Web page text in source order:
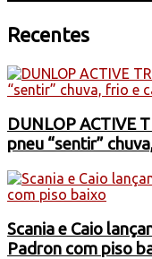
Recentes
DUNLOP ACTIVE
pneu “sentir”
Scania e Caio
Padron com piso